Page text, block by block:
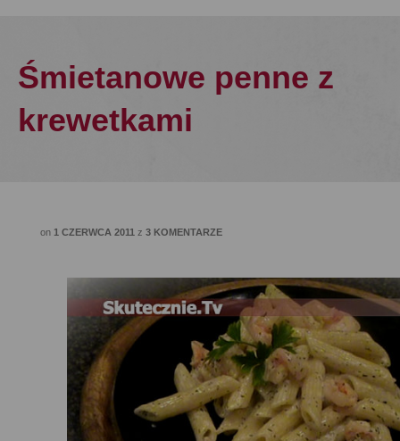
Śmietanowe penne z
krewetkami
on 1 CZERWCA 2011 z 3 KOMENTARZE